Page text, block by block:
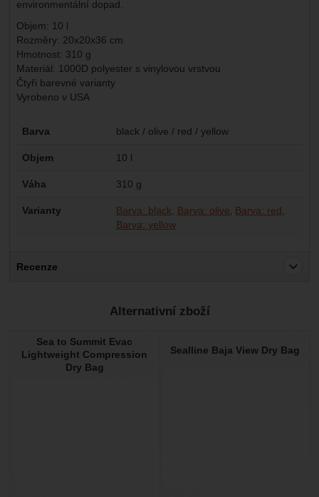
environmentální dopad.
Objem: 10 l
Rozměry: 20x20x36 cm
Hmotnost: 310 g
Materiál: 1000D polyester s vinylovou vrstvou
Čtyři barevné varianty
Vyrobeno v USA
Parametry
Barva black / olive / red / yellow
Objem 10 l
Váha 310 g
Varianty Barva: black Barva: olive Barva: red
Barva: yellow
Recenze
Nebyla přidána žádná recenze.
Alternativní zboží
Sea to Summit Evac
Lightweight Compression
Dry Bag
Sealline Baja View Dry Bag